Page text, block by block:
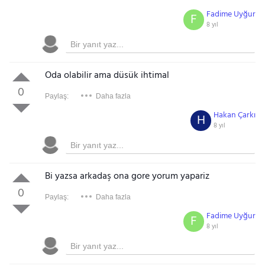
Fadime Uyğur
8 yıl
F
0
Oda olabilir ama düsük ihtimal
Paylaş: Daha fazla
Hakan Çarkı
8 yıl
H
0
Bi yazsa arkadaş ona gore yorum yapariz
Paylaş: Daha fazla
Fadime Uyğur
8 yıl
F